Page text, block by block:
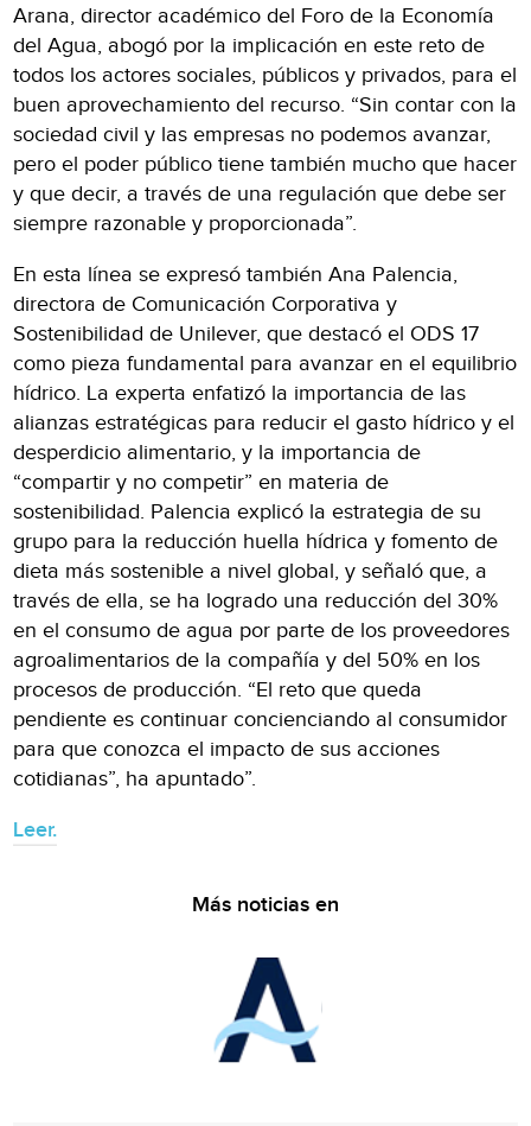
Arana, director académico del Foro de la Economía
del Agua, abogó por la implicación en este reto de
todos los actores sociales, públicos y privados, para el
buen aprovechamiento del recurso. “Sin contar con la
sociedad civil y las empresas no podemos avanzar,
pero el poder público tiene también mucho que hacer
y que decir, a través de una regulación que debe ser
siempre razonable y proporcionada”.
En esta línea se expresó también Ana Palencia,
directora de Comunicación Corporativa y
Sostenibilidad de Unilever, que destacó el ODS 17
como pieza fundamental para avanzar en el equilibrio
hídrico. La experta enfatizó la importancia de las
alianzas estratégicas para reducir el gasto hídrico y el
desperdicio alimentario, y la importancia de
“compartir y no competir” en materia de
sostenibilidad. Palencia explicó la estrategia de su
grupo para la reducción huella hídrica y fomento de
dieta más sostenible a nivel global, y señaló que, a
través de ella, se ha logrado una reducción del 30%
en el consumo de agua por parte de los proveedores
agroalimentarios de la compañía y del 50% en los
procesos de producción. “El reto que queda
pendiente es continuar concienciando al consumidor
para que conozca el impacto de sus acciones
cotidianas”, ha apuntado”.
Leer.
Más noticias en